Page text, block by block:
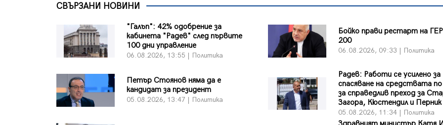
СВЪРЗАНИ НОВИНИ
"Галъп": 42% одобрение за
кабинета "Радев" след първите
100 дни управление
06.08.2026, 13:55 | Политика
Бойко прави рестарт на
200
06.08.2026, 09:33 | Политика
Петър Стоянов няма да е
кандидат за президент
05.08.2026, 13:47 | Политика
Радев: Работи се усилено за
спасяване на средствата
за справедлив преход за
Загора, Кюстендил и Перник
05.08.2026, 11:34 | Политика